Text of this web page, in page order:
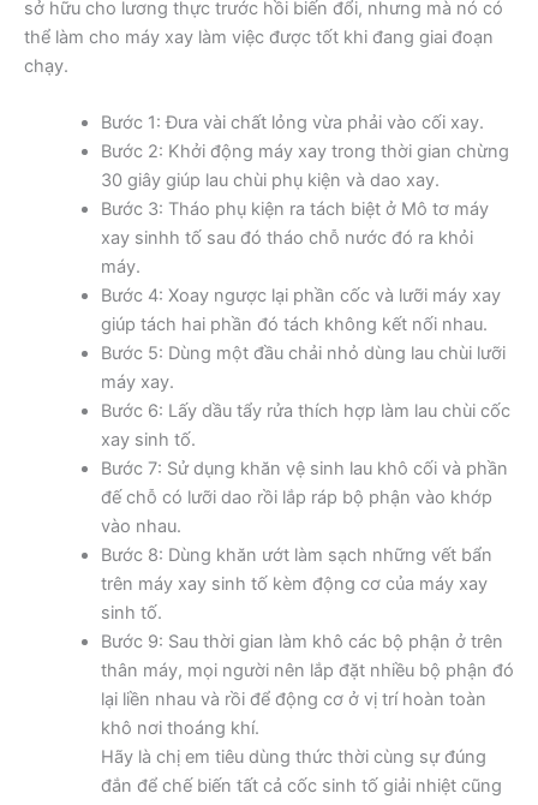
sở hữu cho lương thực trước hồi biến đổi, nhưng mà nó có
thể làm cho máy xay làm việc được tốt khi đang giai đoạn
chạy.
Bước 1: Đưa vài chất lỏng vừa phải vào cối xay.
Bước 2: Khởi động máy xay trong thời gian chừng
30 giây giúp lau chùi phụ kiện và dao xay.
Bước 3: Tháo phụ kiện ra tách biệt ở Mô tơ máy
xay sinhh tố sau đó tháo chỗ nước đó ra khỏi
máy.
Bước 4: Xoay ngược lại phần cốc và lưỡi máy xay
giúp tách hai phần đó tách không kết nối nhau.
Bước 5: Dùng một đầu chải nhỏ dùng lau chùi lưỡi
máy xay.
Bước 6: Lấy dầu tẩy rửa thích hợp làm lau chùi cốc
xay sinh tố.
Bước 7: Sử dụng khăn vệ sinh lau khô cối và phần
đế chỗ có lưỡi dao rồi lắp ráp bộ phận vào khớp
vào nhau.
Bước 8: Dùng khăn ướt làm sạch những vết bẩn
trên máy xay sinh tố kèm động cơ của máy xay
sinh tố.
Bước 9: Sau thời gian làm khô các bộ phận ở trên
thân máy, mọi người nên lắp đặt nhiều bộ phận đó
lại liền nhau và rồi để động cơ ở vị trí hoàn toàn
khô nơi thoáng khí.
Hãy là chị em tiêu dùng thức thời cùng sự đúng
đắn để chế biến tất cả cốc sinh tố giải nhiệt cũng